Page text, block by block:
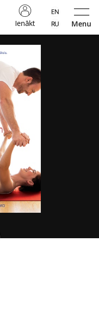
Menu
Ienākt